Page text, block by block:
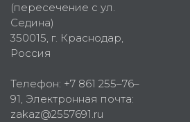
(пересечение с ул.
Седина)
350015, г. Краснодар,
Россия
Телефон: +7 861 255–76–
91, Электронная почта:
zakaz@2557691.ru